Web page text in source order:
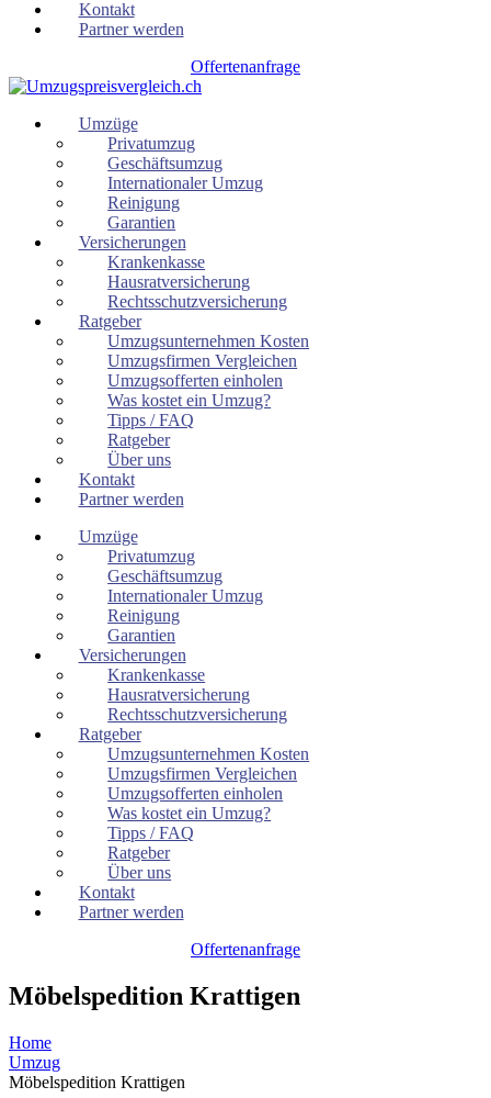
Kontakt
Partner werden
Offertenanfrage
Umzüge
Privatumzug
Geschäftsumzug
Internationaler Umzug
Reinigung
Garantien
Versicherungen
Krankenkasse
Hausratversicherung
Rechtsschutzversicherung
Ratgeber
Umzugsunternehmen Kosten
Umzugsfirmen Vergleichen
Umzugsofferten einholen
Was kostet ein Umzug?
Tipps / FAQ
Ratgeber
Über uns
Kontakt
Partner werden
Umzüge
Privatumzug
Geschäftsumzug
Internationaler Umzug
Reinigung
Garantien
Versicherungen
Krankenkasse
Hausratversicherung
Rechtsschutzversicherung
Ratgeber
Umzugsunternehmen Kosten
Umzugsfirmen Vergleichen
Umzugsofferten einholen
Was kostet ein Umzug?
Tipps / FAQ
Ratgeber
Über uns
Kontakt
Partner werden
Offertenanfrage
Möbelspedition Krattigen
Home
Umzug
Möbelspedition Krattigen